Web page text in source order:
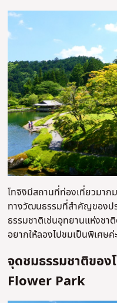
โทจิงิมีสถานที่ท่องเที่ยวมาก
ทางวัฒนธรรมที่สำคัญของป
ธรรมชาติเช่นอุทยานแห่งชา
อยากให้ลองไปชมเป็นพิเศษค่ะ
จุดชมธรรมชาติขอ
Flower Park